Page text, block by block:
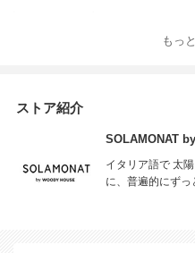
もっ
ストア紹介
SOLAMONAT
イタリア語で 太
に、普遍的にずっ